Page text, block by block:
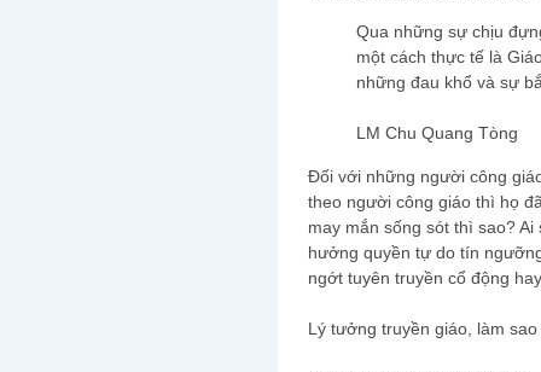
Qua những sự chịu
một cách thực tế là
những đau khổ và sự
LM Chu Quang Tòng
Đối với những người công
theo người công giáo thì họ
may mắn sống sót thì sao?
hưởng quyền tự do tín
ngớt tuyên truyền cổ động
Lý tưởng truyền giáo, làm